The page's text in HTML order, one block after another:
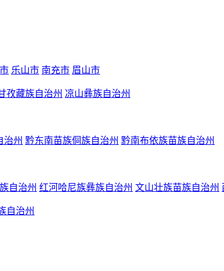
乐山市 南充市 眉山市
孜藏族自治州 凉山彝族自治州
治州 黔东南苗族侗族自治州 黔南布依族苗族自治州
自治州 红河哈尼族彝族自治州 文山壮族苗族自治州
自治州